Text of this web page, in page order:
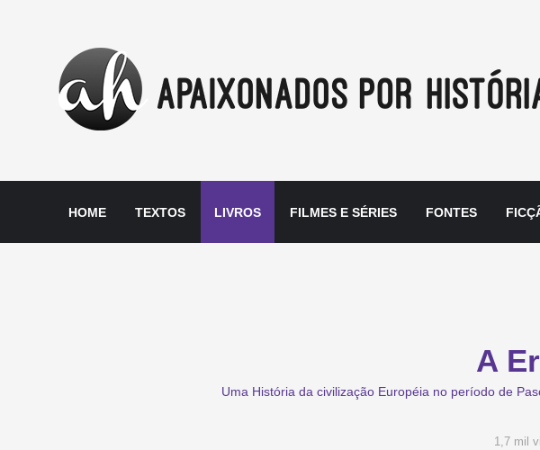
HOME TEXTOS LIVROS FILMES E SÉRIES FONTES
A
Uma História da civilização Européia no período de
1,7 mil